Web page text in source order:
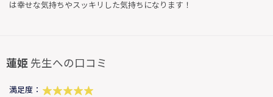
は幸せな気持ちやスッキリした気持ちになります！
蓮姫 先生への口コミ
満足度：